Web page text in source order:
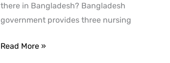
there in Bangladesh? Bangladesh
government provides three nursing
Read More »